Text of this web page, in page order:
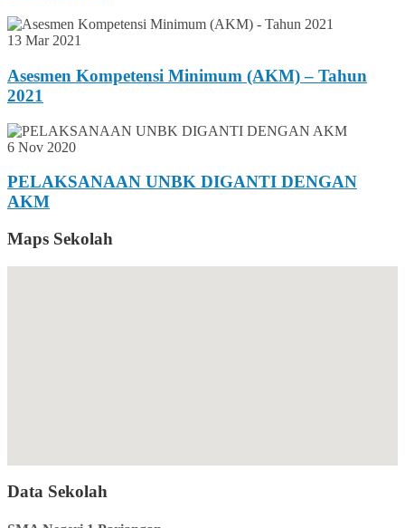
13 Mar 2021
Asesmen Kompetensi Minimum (AKM) – Tahun
2021
6 Nov 2020
PELAKSANAAN UNBK DIGANTI DENGAN
AKM
Maps Sekolah
Data Sekolah